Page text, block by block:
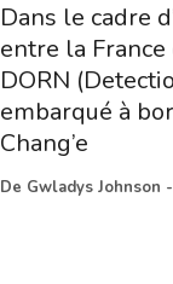
Dans le cadre
entre la
DORN
embarqué à
Chang’e
De Gwladys Johnson -